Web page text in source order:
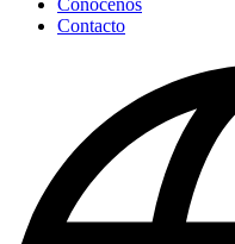
Contacto